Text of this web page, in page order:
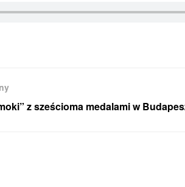
z sześcioma medalami w